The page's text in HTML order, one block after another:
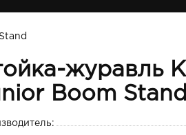
журавль
Boom Stand